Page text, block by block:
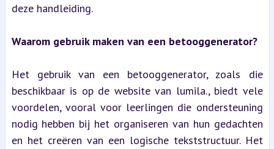
deze handleiding.
Waarom gebruik maken van een betooggenerator?
Het gebruik van een betooggenerator, zoals die
beschikbaar is op de website van lumila., biedt vele
voordelen, vooral voor leerlingen die ondersteuning
nodig hebben bij het organiseren van hun gedachten
en het creëren van een logische tekststructuur. Het